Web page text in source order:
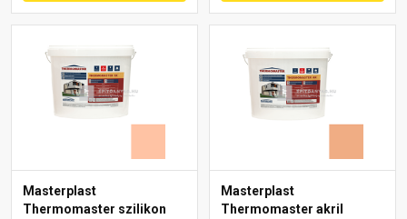
Masterplast
Thermomaster szilikon
Masterplast
Thermomaster akril